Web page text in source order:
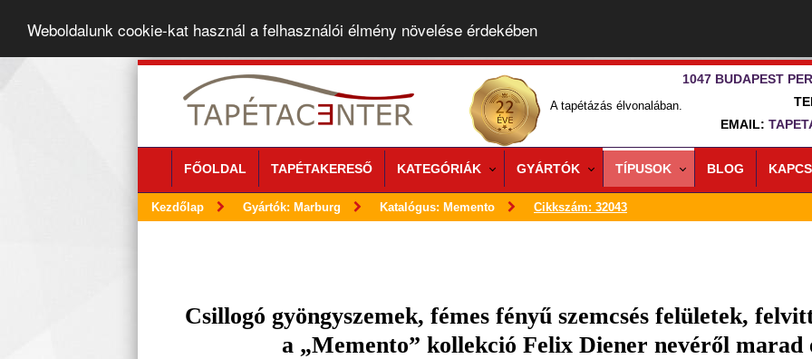
Weboldalunk cookie-kat használ a felhasználói élmény növelése érdekében
A tapétázás élvonalában.
1047 BUDAPEST
EMAIL:
FŐOLDAL TAPÉTAKERESŐ KATEGÓRIÁK GYÁRTÓK TÍPUSOK BLOG
Kezdőlap Gyártók: Marburg Katalógus: Memento Cikkszám: 32043
Csillogó gyöngyszemek, fémes fényű szemcsés felületek,
a „Memento” kollekció Felix Diener nevéről marad